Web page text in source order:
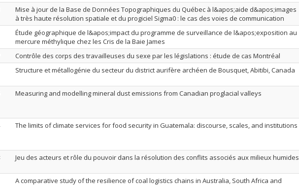
Mise à jour de la Base de Données Topographiques du Québec à l&apos;aide d&apos;images
à très haute résolution spatiale et du progiciel Sigma0 : le cas des voies de communication
Étude géographique de l&apos;impact du programme de surveillance de l&apos;exposition au
mercure méthylique chez les Cris de la Baie James
Contrôle des corps des travailleuses du sexe par les législations : étude de cas Montréal
Structure et métallogénie du secteur du district aurifère archéen de Bousquet, Abitibi, Canada
Measuring and modelling mineral dust emissions from Canadian proglacial valleys
The limits of climate services for food security in Guatemala: discourse, scales, and institutions
Jeu des acteurs et rôle du pouvoir dans la résolution des conflits associés aux milieux humides
A comparative study of the resilience of coal logistics chains in Australia, South Africa and